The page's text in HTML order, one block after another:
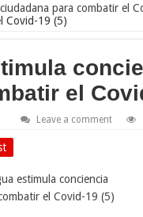
para combatir el
Covid-19 (5)
el
Leave a comment